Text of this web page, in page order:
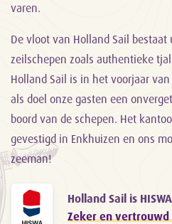
varen.
De vloot van Holland Sail
zeilschepen zoals authentieke
Holland Sail is in het voorjaar
als doel onze gasten een
boord van de schepen. Het
gevestigd in Enkhuizen en ons
zeeman!
Holland Sail is
Zeker en